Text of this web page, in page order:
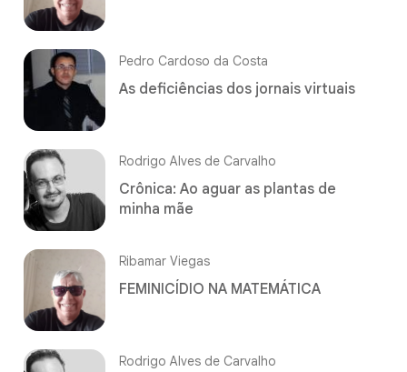
Pedro Cardoso da Costa
As deficiências dos jornais virtuais
Rodrigo Alves de Carvalho
Crônica: Ao aguar as plantas de
minha mãe
Ribamar Viegas
FEMINICÍDIO NA MATEMÁTICA
Rodrigo Alves de Carvalho